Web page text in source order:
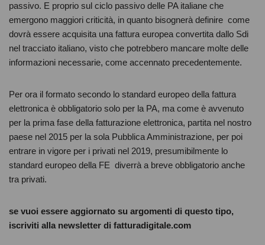
passivo. E proprio sul ciclo passivo delle PA italiane che
emergono maggiori criticità, in quanto bisognerà definire come
dovrà essere acquisita una fattura europea convertita dallo Sdi
nel tracciato italiano, visto che potrebbero mancare molte delle
informazioni necessarie, come accennato precedentemente.
Per ora il formato secondo lo standard europeo della fattura
elettronica è obbligatorio solo per la PA, ma come è avvenuto
per la prima fase della fatturazione elettronica, partita nel nostro
paese nel 2015 per la sola Pubblica Amministrazione, per poi
entrare in vigore per i privati nel 2019, presumibilmente lo
standard europeo della FE diverrà a breve obbligatorio anche
tra privati.
se vuoi essere aggiornato su argomenti di questo tipo,
iscriviti alla newsletter di fatturadigitale.com